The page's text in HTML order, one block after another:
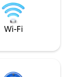
grickalicama i
Wi-Fi